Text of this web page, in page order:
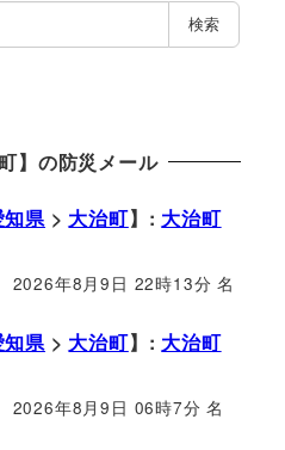
検索
】の防災メール
知県 > 大治町】: 大治町
2026年8月9日 22時13分 名
知県 > 大治町】: 大治町
2026年8月9日 06時7分 名